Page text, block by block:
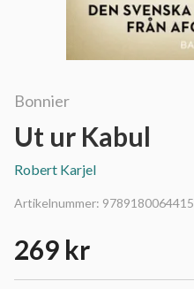
Bonnier
Ut ur Kabul
Robert Karjel
Artikelnummer: 9789180064415
269 kr